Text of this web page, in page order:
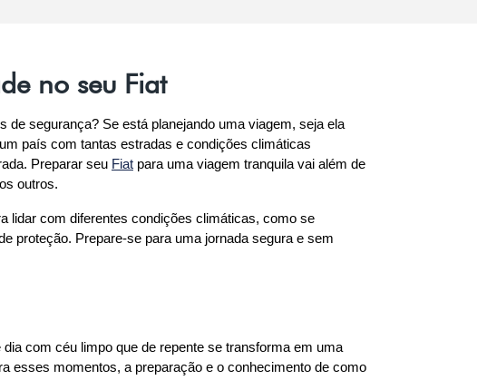
no seu Fiat
segurança? Se está planejando uma viagem, seja ela
país com tantas estradas e condições climáticas
Preparar seu Fiat para uma viagem tranquila vai além de
outros.
lidar com diferentes condições climáticas, como se
proteção. Prepare-se para uma jornada segura e sem
com céu limpo que de repente se transforma em uma
esses momentos, a preparação e o conhecimento de como